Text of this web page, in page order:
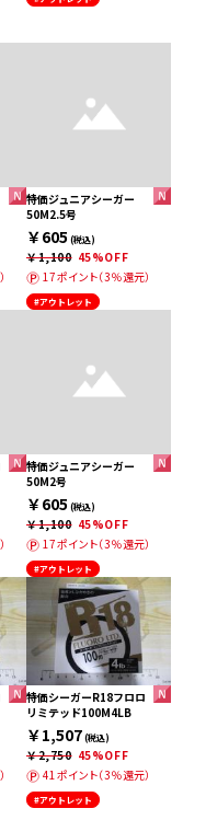
特価ジュニアシーガー
50M2.5号
￥605 (税込)
￥1,100 45%OFF
17ポイント（3％還元）
#アウトレット
特価ジュニアシーガー
50M2号
￥605 (税込)
￥1,100 45%OFF
17ポイント（3％還元）
#アウトレット
特価シーガーR18フロロ
リミテッド100M4LB
￥1,507(税込)
￥2,750 45%OFF
41ポイント（3％還元）
#アウトレット